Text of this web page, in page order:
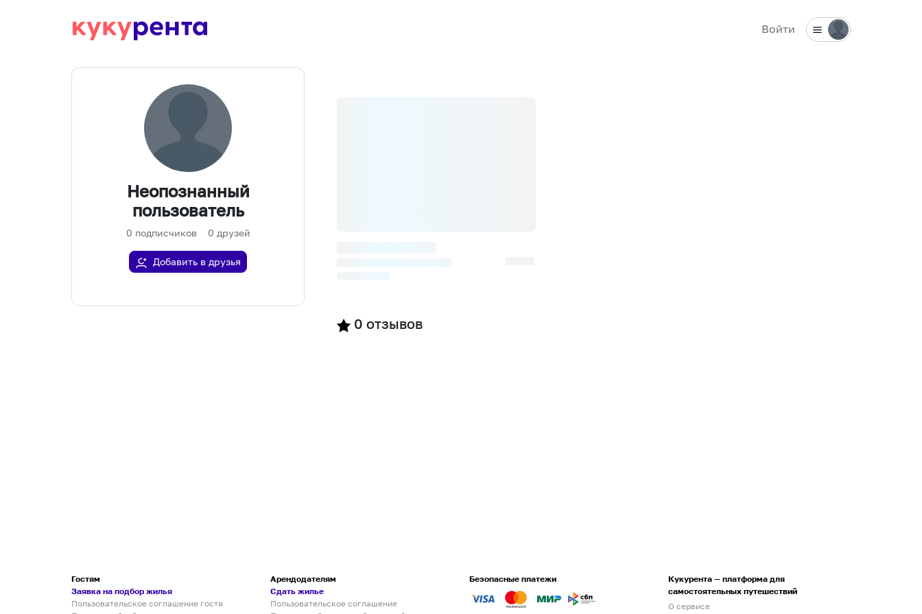
Войти
Неопознанный
пользователь
0 подписчиков 0 друзей
Добавить в друзья
0 отзывов
Гостям
Заявка на подбор жилья
Пользовательское соглашение гостя
Арендодателям
Сдать жилье
Пользовательское соглашение
Безопасные платежи
Кукурента — платформа для
самостоятельных путешествий
О сервисе